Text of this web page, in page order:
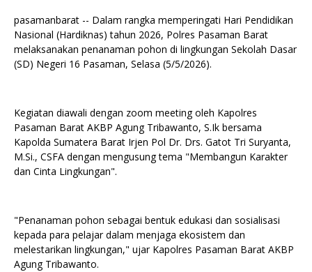
pasamanbarat -- Dalam rangka memperingati Hari Pendidikan
Nasional (Hardiknas) tahun 2026, Polres Pasaman Barat
melaksanakan penanaman pohon di lingkungan Sekolah Dasar
(SD) Negeri 16 Pasaman, Selasa (5/5/2026).
Kegiatan diawali dengan zoom meeting oleh Kapolres
Pasaman Barat AKBP Agung Tribawanto, S.Ik bersama
Kapolda Sumatera Barat Irjen Pol Dr. Drs. Gatot Tri Suryanta,
M.Si., CSFA dengan mengusung tema "Membangun Karakter
dan Cinta Lingkungan".
"Penanaman pohon sebagai bentuk edukasi dan sosialisasi
kepada para pelajar dalam menjaga ekosistem dan
melestarikan lingkungan," ujar Kapolres Pasaman Barat AKBP
Agung Tribawanto.